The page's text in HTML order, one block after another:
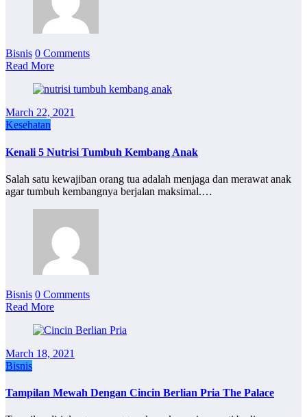
Bisnis 0 Comments
Read More
March 22, 2021
Kesehatan
Kenali 5 Nutrisi Tumbuh Kembang Anak
Salah satu kewajiban orang tua adalah menjaga dan merawat anak
agar tumbuh kembangnya berjalan maksimal.…
Bisnis 0 Comments
Read More
March 18, 2021
Bisnis
Tampilan Mewah Dengan Cincin Berlian Pria The Palace